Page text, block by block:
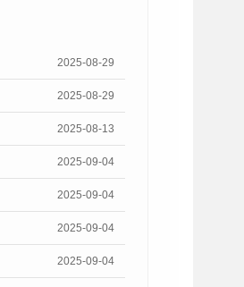
2025-08-29
2025-08-29
2025-08-13
2025-09-04
2025-09-04
2025-09-04
2025-09-04